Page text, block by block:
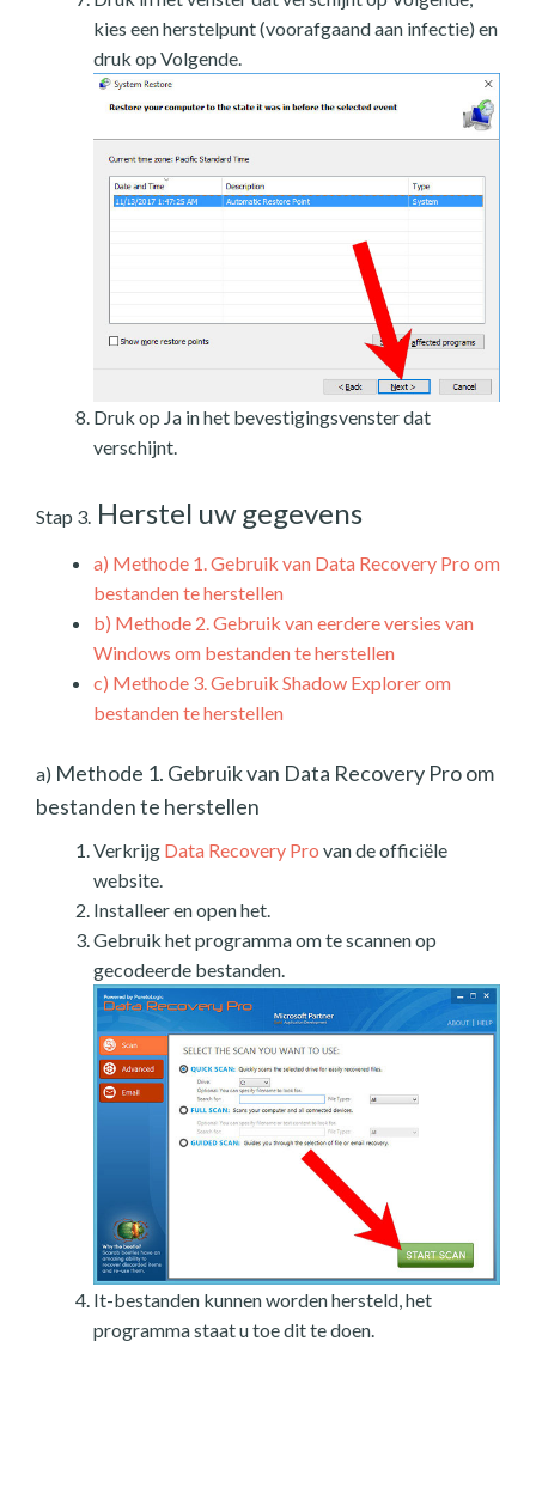
kies een herstelpunt (voorafgaand aan infectie) en
druk op Volgende.
Druk op Ja in het bevestigingsvenster dat
verschijnt.
Stap 3. Herstel uw gegevens
a) Methode 1. Gebruik van Data Recovery Pro om
bestanden te herstellen
b) Methode 2. Gebruik van eerdere versies van
Windows om bestanden te herstellen
c) Methode 3. Gebruik Shadow Explorer om
bestanden te herstellen
a) Methode 1. Gebruik van Data Recovery Pro om
bestanden te herstellen
Verkrijg Data Recovery Pro van de officiële
website.
Installeer en open het.
Gebruik het programma om te scannen op
gecodeerde bestanden.
It-bestanden kunnen worden hersteld, het
programma staat u toe dit te doen.